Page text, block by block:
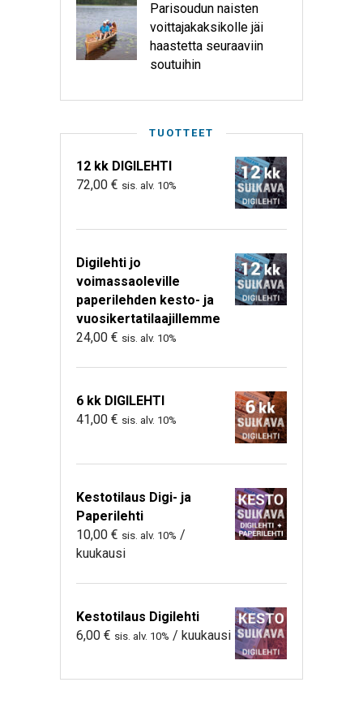
Parisoudun naisten
voittajakaksikolle jäi
haastetta seuraaviin
soutuihin
TUOTTEET
12 kk DIGILEHTI
72,00 € sis. alv. 10%
Digilehti jo
voimassaoleville
paperilehden kesto- ja
vuosikertatilaajillemme
24,00 € sis. alv. 10%
6 kk DIGILEHTI
41,00 € sis. alv. 10%
Kestotilaus Digi- ja
Paperilehti
10,00 € sis. alv. 10% /
kuukausi
Kestotilaus Digilehti
6,00 € sis. alv. 10% / kuukausi